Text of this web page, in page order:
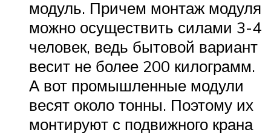
модуль. Причем монтаж модуля
можно осуществить силами 3-4
человек, ведь бытовой вариант
весит не более 200 килограмм.
А вот промышленные модули
весят около тонны. Поэтому их
монтируют с подвижного крана